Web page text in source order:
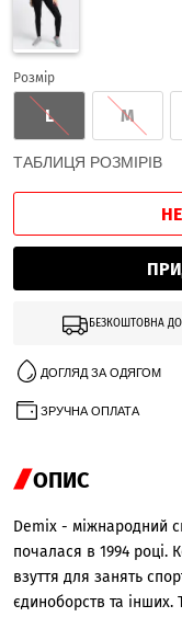
Розмір
L M
ТАБЛИЦЯ РОЗМІРІВ
БЕЗКОШТОВНА
ДОГЛЯД ЗА ОДЯГОМ
ЗРУЧНА ОПЛАТА
ОПИС
Demix - міжнародний
почалася в 1994 році.
взуття для занять
єдиноборств та інших.